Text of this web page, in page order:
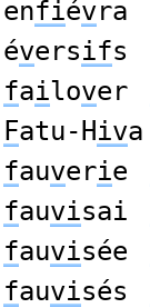
enfiévra
éversifs
failover
Fatu-Hiva
fauverie
fauvisai
fauvisée
fauvisés